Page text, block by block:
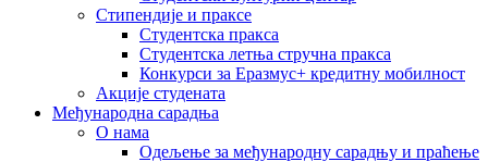
Стипендије и праксе
Студентска пракса
Студентска летња стручна пракса
Конкурси за Еразмус+ кредитну мобилност
Акције студената
Међународна сарадња
О нама
Одељење за међународну сарадњу и праћење